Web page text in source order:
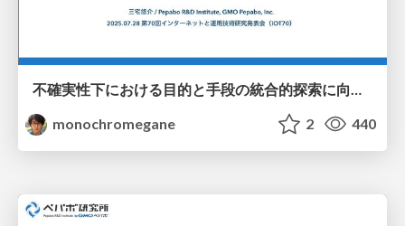
不確実性下における目的と手段の統合的探索に向けた連続腕バンディットの応用 / iot70_gp_rff_mab
monochromegane
2 440